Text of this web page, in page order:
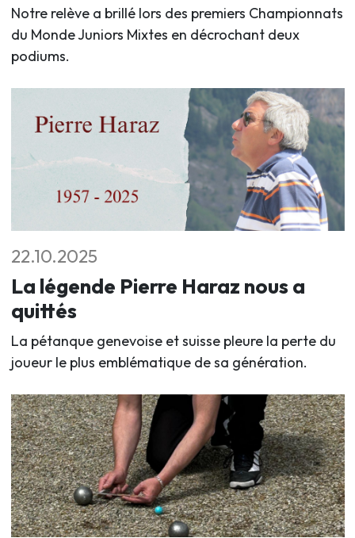
Notre relève a brillé lors des premiers Championnats
du Monde Juniors Mixtes en décrochant deux
podiums.
22.10.2025
La légende Pierre Haraz nous a
quittés
La pétanque genevoise et suisse pleure la perte du
joueur le plus emblématique de sa génération.